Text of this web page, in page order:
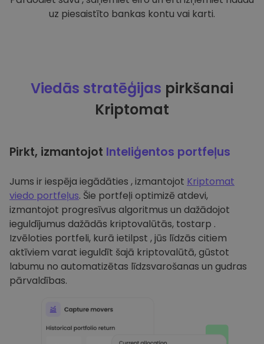
uz piesaistīto bankas kontu vai karti.
Viedās stratēģijas pirkšanai
Kriptomat
Pirkt, izmantojot Inteliģentos portfeļus
Jums ir iespēja iegādāties , izmantojot Kriptomat
viedo portfeļus. Šie portfeļi optimizē atdevi,
izmantojot progresīvus algoritmus un dažādojot
ieguldījumus dažādās kriptovalūtās, tostarp .
Izvēloties portfeli, kurā ietilpst , jūs līdzās citiem
aktīviem varat ieguldīt šajā kriptovalūtā, gūstot
labumu no automatizētas līdzsvarošanas un gudras
pārvaldības.